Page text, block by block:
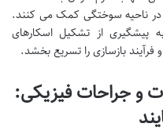
در ناحیه سوختگی کمک می کنند.
پیشگیری از تشکیل اسکارهای
بازسازی را تسریع بخشد.
و جراحات فیزیکی: